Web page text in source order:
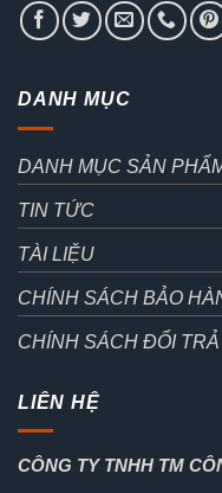
DANH MỤC
DANH MỤC SẢN
TIN TỨC
TÀI LIỆU
CHÍNH SÁCH BẢO
CHÍNH SÁCH ĐỔI
LIÊN HỆ
CÔNG TY TNHH TM